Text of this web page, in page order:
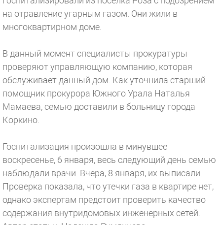
на отравление угарным газом. Они жили в
многоквартирном доме.
В данный момент специалисты прокуратуры
проверяют управляющую компанию, которая
обслуживает данный дом. Как уточнила старший
помощник прокурора Южного Урала Наталья
Мамаева, семью доставили в больницу города
Коркино.
Госпитализация произошла в минувшее
воскресенье, 6 января, весь следующий день семью
наблюдали врачи. Вчера, 8 января, их выписали.
Проверка показала, что утечки газа в квартире нет,
однако экспертам предстоит проверить качество
содержания внутридомовых инженерных сетей.